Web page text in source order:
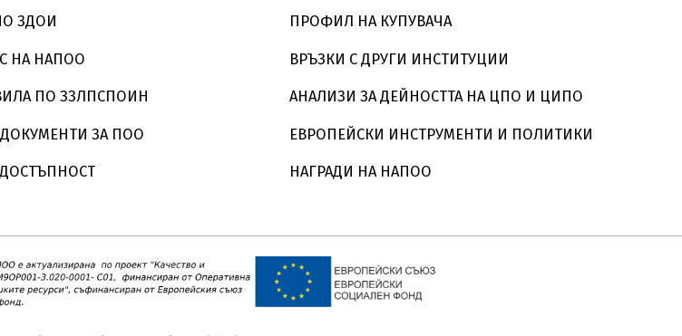
ЗДОИ
НА НАПОО
ПО ЗЗЛПСПОИН
ДОКУМЕНТИ ЗА ПОО
ПРОФИЛ НА КУПУВАЧА
ВРЪЗКИ С ДРУГИ ИНСТИТУЦИИ
АНАЛИЗИ ЗА ДЕЙНОСТТА НА ЦПО И ЦИПО
ЕВРОПЕЙСКИ ИНСТРУМЕНТИ И ПОЛИТИКИ
НАГРАДИ НА НАПОО